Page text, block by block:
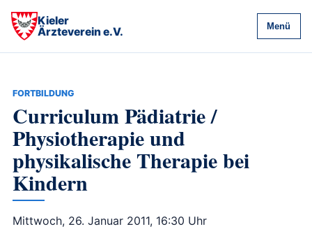
Kieler
Ärzteverein e.V.
Menü
FORTBILDUNG
Curriculum Pädiatrie /
Physiotherapie und
physikalische Therapie bei
Kindern
Mittwoch, 26. Januar 2011, 16:30 Uhr